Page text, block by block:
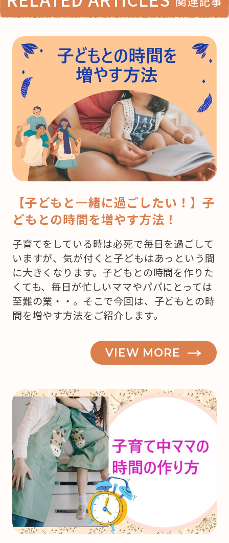
【子どもと一緒に過ごしたい！】子
どもとの時間を増やす方法！
子育てをしている時は必死で毎日を過ごして
いますが、気が付くと子どもはあっという間
に大きくなります。子どもとの時間を作りた
くても、毎日が忙しいママやパパにとっては
至難の業・・。そこで今回は、子どもとの時
間を増やす方法をご紹介します。
VIEW MORE